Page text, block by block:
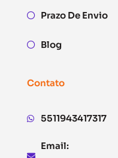
Prazo De Envio
Blog
Contato
5511943417317
Email: